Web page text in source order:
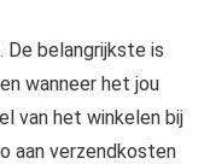
De belangrijkste is
wanneer het jou
van het winkelen bij
aan verzendkosten